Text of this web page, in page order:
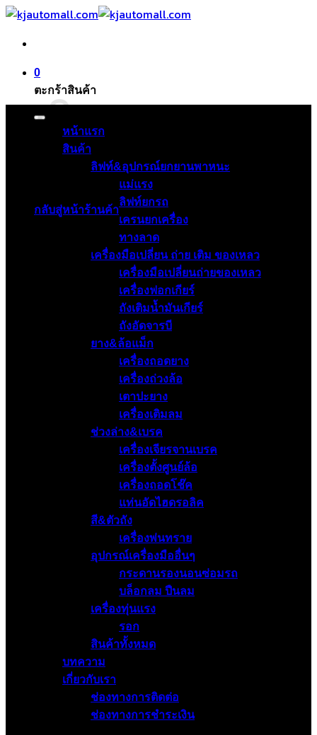
ข้าม
0
ตะกร้าสินค้า
ไม่มีสินค้าในตะกร้า
กลับสู่หน้าร้านค้า
หน้าแรก
สินค้า
ลิฟท์&อุปกรณ์ยกยานพาหนะ
แม่แรง
ลิฟท์ยกรถ
เครนยกเครื่อง
ทางลาด
เครื่องมือเปลี่ยน ถ่าย เติม ของเหลว
เครื่องมือเปลี่ยนถ่ายของเหลว
เครื่องฟอกเกียร์
ถังเติมน้ำมันเกียร์
ถังอัดจารบี
ยาง&ล้อแม็ก
เครื่องถอดยาง
เครื่องถ่วงล้อ
เตาปะยาง
เครื่องเติมลม
ช่วงล่าง&เบรค
เครื่องเจียรจานเบรค
เครื่องตั้งศูนย์ล้อ
เครื่องถอดโช๊ค
แท่นอัดไฮดรอลิค
สี&ตัวถัง
เครื่องพ่นทราย
อุปกรณ์เครื่องมืออื่นๆ
กระดานรองนอนซ่อมรถ
บล็อกลม ปืนลม
เครื่องทุ่นแรง
รอก
สินค้าทั้งหมด
บทความ
เกี่ยวกับเรา
ช่องทางการติดต่อ
ช่องทางการชำระเงิน